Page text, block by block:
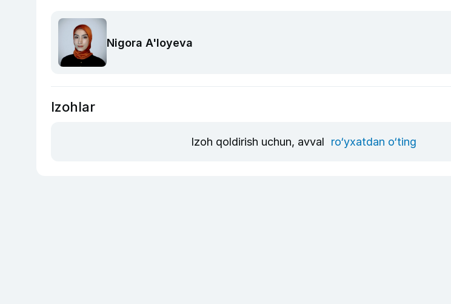
Nigora A'loyeva
Izohlar
Izoh qoldirish uchun, avval ro‘yxatdan o‘ting